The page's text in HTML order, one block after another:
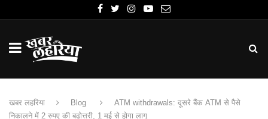
खबर लहरिया Blog
ATM withdrawals: दूसरे बैंक ATM से पैसे
निकालने में 2 रुपए की बढ़ोत्तरी, 1 मई से होगा लागू